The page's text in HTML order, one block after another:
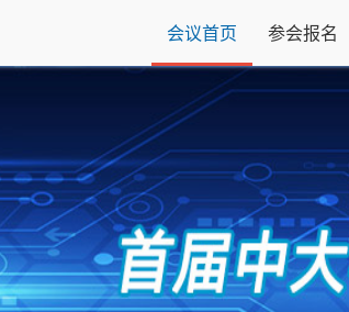
会议首页 参会报名